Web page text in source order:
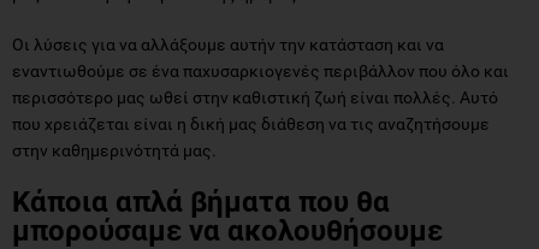
Οι λύσεις για να αλλάξουμε αυτήν την κατάσταση και να
εναντιωθούμε σε ένα παχυσαρκιογενές περιβάλλον που όλο και
περισσότερο μας ωθεί στην καθιστική ζωή είναι πολλές. Αυτό
που χρειάζεται είναι η δική μας διάθεση να τις αναζητήσουμε
στην καθημερινότητά μας.
Κάποια απλά βήματα που θα
μπορούσαμε να ακολουθήσουμε